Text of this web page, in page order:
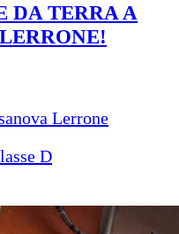
DA TERRA A
Lerrone
D